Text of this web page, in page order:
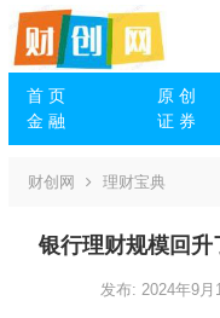
首 页 原 创
金 融
证 券
财创网 理财宝典
银行理财规模回
发布: 2024年9月